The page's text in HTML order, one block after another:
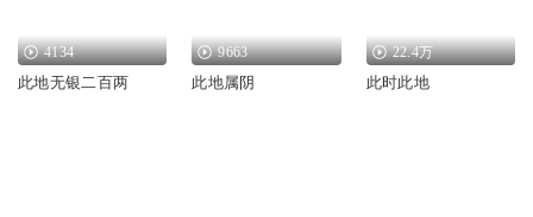
4134
此地无银二百两
9663
此地属阴
22.4万
此时此地